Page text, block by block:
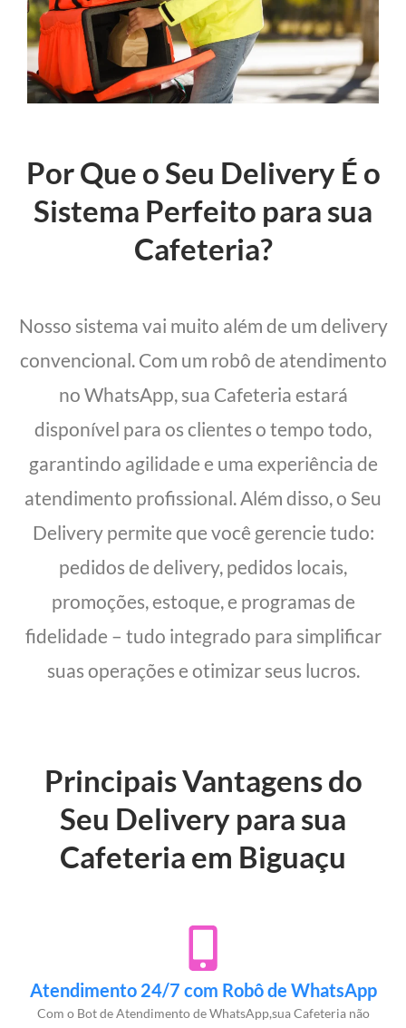
Por Que o Seu Delivery É o
Sistema Perfeito para sua
Cafeteria?
Nosso sistema vai muito além de um delivery
convencional. Com um robô de atendimento
no WhatsApp, sua Cafeteria estará
disponível para os clientes o tempo todo,
garantindo agilidade e uma experiência de
atendimento profissional. Além disso, o Seu
Delivery permite que você gerencie tudo:
pedidos de delivery, pedidos locais,
promoções, estoque, e programas de
fidelidade – tudo integrado para simplificar
suas operações e otimizar seus lucros.
Principais Vantagens do
Seu Delivery para sua
Cafeteria em Biguaçu
Atendimento 24/7 com Robô de WhatsApp
Com o Bot de Atendimento de WhatsApp,sua Cafeteria não